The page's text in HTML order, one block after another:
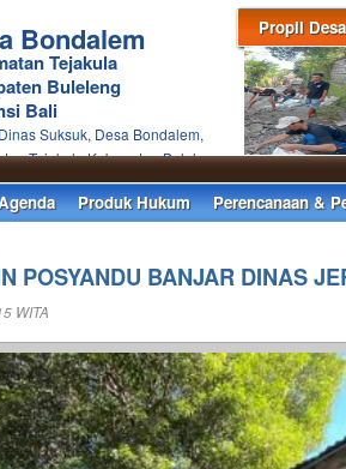
Propil Desa
Bondalem
Tejakula
Buleleng
Bali
Suksuk, Desa Bondalem,
Tejakula Kabupaten Buleleng
Produk Hukum Perencanaan &
POSYANDU BANJAR DINAS
WITA